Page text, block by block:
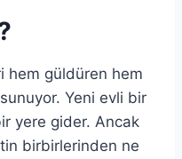
hem güldüren hem
Yeni evli bir
yere gider. Ancak
birbirlerinden ne